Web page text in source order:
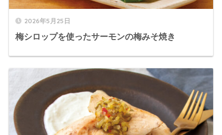
2026年5月25日
梅シロップを使ったサーモンの梅みそ焼き